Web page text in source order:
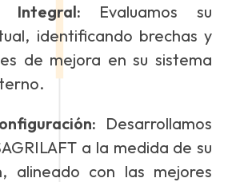
Integral: Evaluamos su
identificando brechas y
de mejora en su sistema
Desarrollamos
a la medida de su
alineado con las mejores